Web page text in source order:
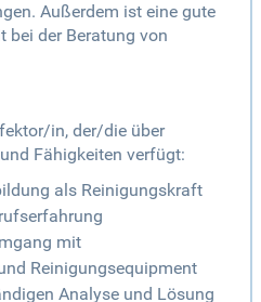
Außerdem ist eine gute
der Beratung von
in, der/die über
Fähigkeiten verfügt:
als Reinigungskraft
mit
Reinigungsequipment
Analyse und Lösung